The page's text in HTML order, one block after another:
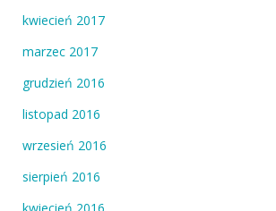
kwiecień 2017
marzec 2017
grudzień 2016
listopad 2016
wrzesień 2016
sierpień 2016
kwiecień 2016